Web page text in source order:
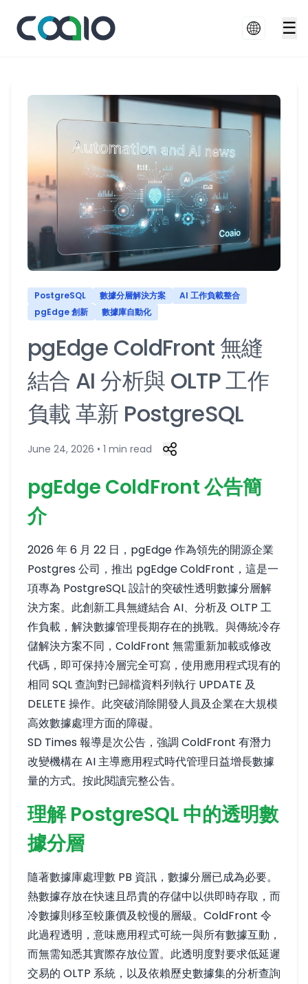
☰
PostgreSQL 數據分層解決方案
AI 工作負載整合
pgEdge 創新
數據庫自動化
pgEdge ColdFront 無縫
結合 AI 分析與 OLTP 工作
負載 革新 PostgreSQL
June 24, 2026 • 1 min read
pgEdge ColdFront 公告簡
介
2026 年 6 月 22 日，pgEdge 作為領先的開源企業
Postgres 公司，推出 pgEdge ColdFront，這是一
項專為 PostgreSQL 設計的突破性透明數據分層解
決方案。此創新工具無縫結合 AI、分析及 OLTP 工
作負載，解決數據管理長期存在的挑戰。與傳統冷存
儲解決方案不同，ColdFront 無需重新加載或修改
代碼，即可保持冷層完全可寫，使用應用程式現有的
相同 SQL 查詢對已歸檔資料列執行 UPDATE 及
DELETE 操作。此突破消除開發人員及企業在大規模
高效數據處理方面的障礙。
SD Times 報導是次公告，強調 ColdFront 有潛力
改變機構在 AI 主導應用程式時代管理日益增長數據
量的方式。 按此閱讀完整公告。
理解 PostgreSQL 中的透明數
據分層
隨著數據庫處理數 PB 資訊，數據分層已成為必要。
熱數據存放在快速且昂貴的存儲中以供即時存取，而
冷數據則移至較廉價及較慢的層級。ColdFront 令
此過程透明，意味應用程式可統一與所有數據互動，
而無需知悉其實際存放位置。此透明度對要求低延遲
交易的 OLTP 系統，以及依賴歷史數據集的分析查詢